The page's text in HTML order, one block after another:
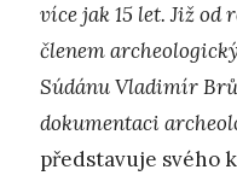
více jak 15 let. Již od
členem
Súdánu Vladimír
dokumentaci
představuje svého